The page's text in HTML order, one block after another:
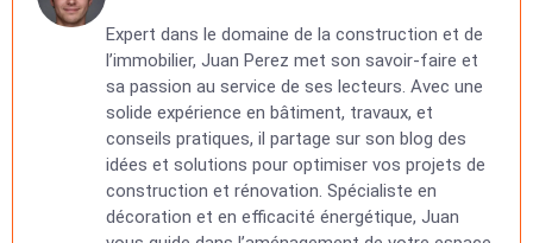
Expert dans le domaine de la construction et de
l’immobilier, Juan Perez met son savoir-faire et
sa passion au service de ses lecteurs. Avec une
solide expérience en bâtiment, travaux, et
conseils pratiques, il partage sur son blog des
idées et solutions pour optimiser vos projets de
construction et rénovation. Spécialiste en
décoration et en efficacité énergétique, Juan